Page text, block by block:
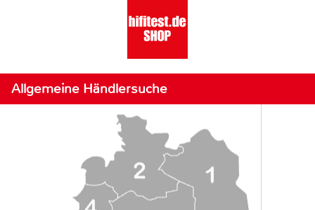
Allgemeine Händlersuche